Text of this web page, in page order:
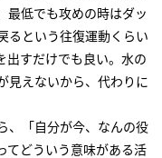
最低でも攻めの時はダッ
るという往復運動くらい
出すだけでも良い。水の
見えないから、代わりに
、「自分が今、なんの役
てどういう意味がある活